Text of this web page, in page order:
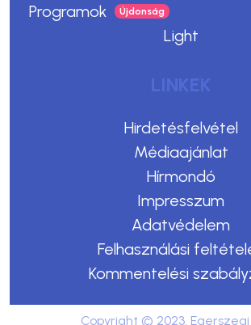
Programok
Light
LINKEK
Hirdetésfelvétel
Médiaajánlat
Hírmondó
Impresszum
Adatvédelem
Felhasználási
Kommentelési
Copyright © 2023. Egerszegi